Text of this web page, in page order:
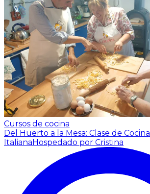
Cursos de cocina
Del Huerto a la Mesa: Clase de Cocina
Italiana Hospedado por Cristina